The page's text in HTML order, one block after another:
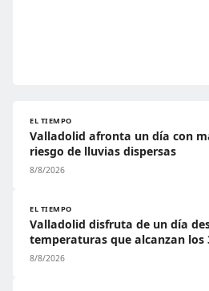
EL TIEMPO
Valladolid afronta un día con
riesgo de lluvias dispersas
8/8/2026
EL TIEMPO
Valladolid disfruta de un día
temperaturas que alcanzan los
8/8/2026